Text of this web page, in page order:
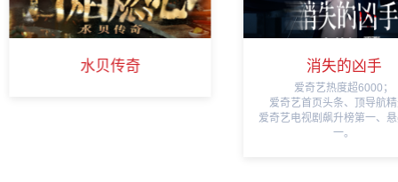
消失的凶手 烽火照归途
平台热度超4000万，短剧飙
三；
湖南省“微短剧赋能千行百业”
品项目；